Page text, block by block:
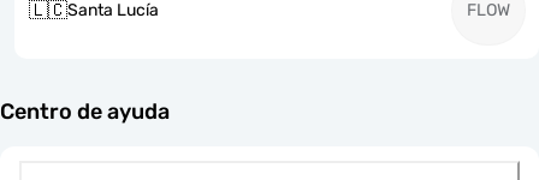
🇱🇨Santa Lucía FLOW
Centro de ayuda